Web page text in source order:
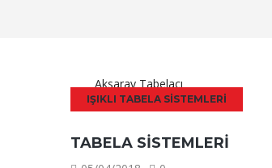
Aksaray Tabelacı
IŞIKLI TABELA SISTEMLERI
TABELA SISTEMLERI